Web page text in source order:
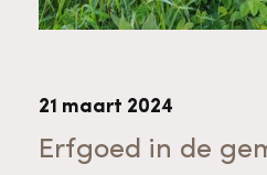
Ergoedvrijwilligersprijs
Erfgoed in de
21 maart 2024